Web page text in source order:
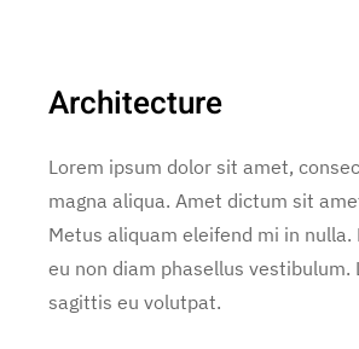
Architecture
Lorem ipsum dolor sit amet,
magna aliqua. Amet dictum sit
Metus aliquam eleifend mi in
eu non diam phasellus
sagittis eu volutpat.